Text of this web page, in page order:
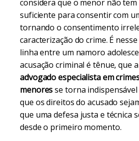
considera que o menor não
suficiente para consentir com
tornando o consentimento
caracterização do crime. É
linha entre um namoro
acusação criminal é tênue, que
advogado especialista em
menoresse torna
que os direitos do acusado
que uma defesa justa e técnica
desde o primeiro momento.